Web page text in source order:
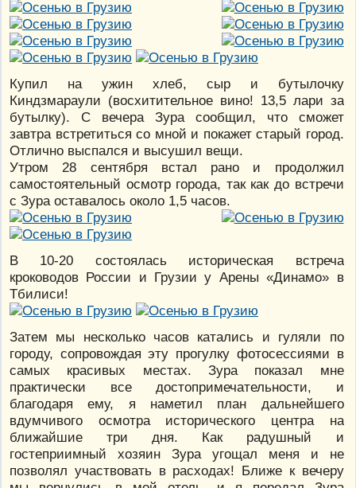
Купил на ужин хлеб, сыр и бутылочку
Киндзмараули (восхитительное вино! 13,5 лари за
бутылку). С вечера Зура сообщил, что сможет
завтра встретиться со мной и покажет старый город.
Отлично выспался и высушил вещи.
Утром 28 сентября встал рано и продолжил
самостоятельный осмотр города, так как до встречи
с Зура оставалось около 1,5 часов.
В 10-20 состоялась историческая встреча
кроководов России и Грузии у Арены «Динамо» в
Тбилиси!
Затем мы несколько часов катались и гуляли по
городу, сопровождая эту прогулку фотосессиями в
самых красивых местах. Зура показал мне
практически все достопримечательности, и
благодаря ему, я наметил план дальнейшего
вдумчивого осмотра исторического центра на
ближайшие три дня. Как радушный и
гостеприимный хозяин Зура угощал меня и не
позволял участвовать в расходах! Ближе к вечеру